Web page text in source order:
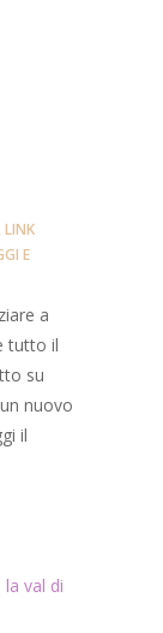
LINK
E
a
tutto il
su
nuovo
il